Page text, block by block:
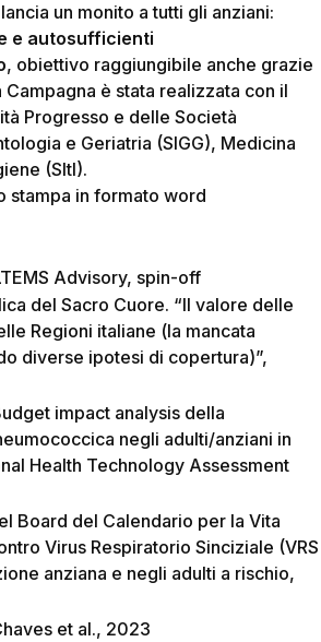
un monito a tutti gli anziani:
e autosufficienti
, obiettivo raggiungibile anche grazie
è stata realizzata con il
Progresso e delle Società
e Geriatria (SIGG), Medicina
(SItI).
stampa in formato word
Advisory, spin-off
del Sacro Cuore. “Il valore delle
Regioni italiane (la mancata
diverse ipotesi di copertura)”,
impact analysis della
negli adulti/anziani in
Health Technology Assessment
Board del Calendario per la Vita
Virus Respiratorio Sinciziale (VRS
anziana e negli adulti a rischio,
et al., 2023